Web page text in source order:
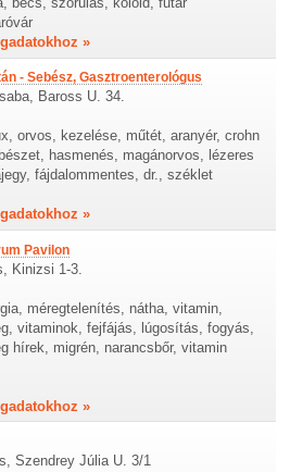
»
- Sebész, Gasztroenterológus
Baross U. 34.
orvos, kezelése, műtét, aranyér, crohn
hasmenés, magánorvos, lézeres
fájdalommentes, dr., széklet
»
Pavilon
Kinizsi 1-3.
méregtelenítés, nátha, vitamin,
vitaminok, fejfájás, lúgosítás, fogyás,
hírek, migrén, narancsbőr, vitamin
»
Szendrey Júlia U. 3/1